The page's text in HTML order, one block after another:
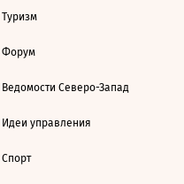
Туризм
Форум
Ведомости Северо-Запад
Идеи управления
Спорт